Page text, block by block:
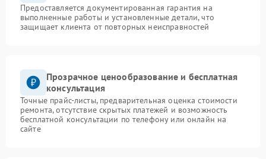
Предоставляется документированная гарантия на
выполненные работы и установленные детали, что
защищает клиента от повторных неисправностей
Прозрачное ценообразование и бесплатная
консультация
Точные прайс-листы, предварительная оценка стоимости
ремонта, отсутствие скрытых платежей и возможность
бесплатной консультации по телефону или онлайн на
сайте